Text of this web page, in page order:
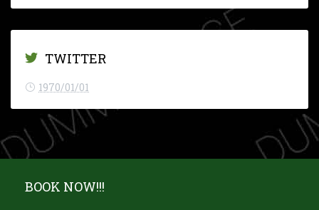
TWITTER
1970/01/01
BOOK NOW!!!